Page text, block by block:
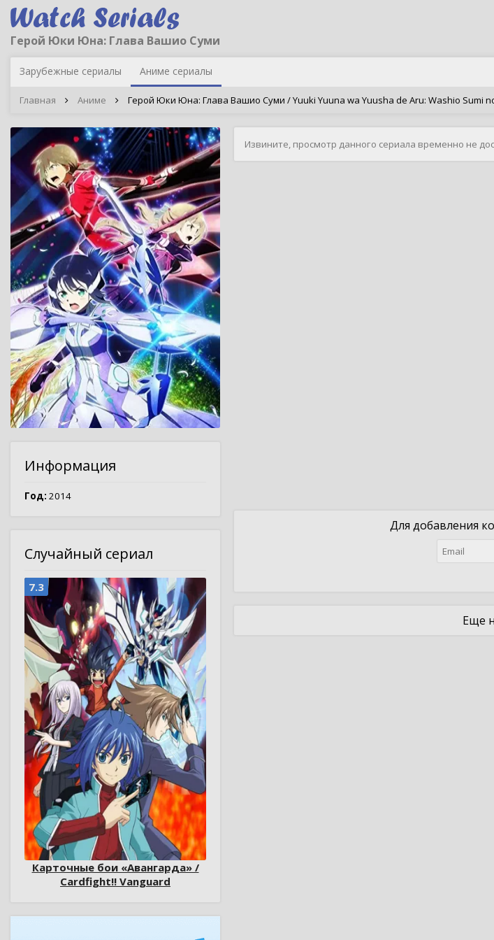
Герой Юки Юна: Глава Вашио Суми
Зарубежные сериалы Аниме сериалы
Главная Аниме Герой Юки Юна: Глава Вашио Суми / Yuuki Yuuna wa Yuusha de Aru: Washio Sumi
Информация
Год: 2014
Случайный сериал
7.3
Карточные бои «Авангарда» /
Cardfight!! Vanguard
Извините, просмотр данного сериала временно не
Для добавления
Еще